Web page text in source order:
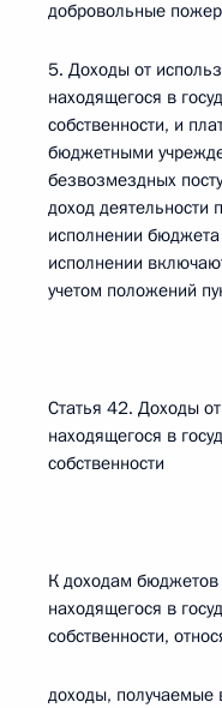
добровольные
5. Доходы от
находящегося в
собственности, и
бюджетными
безвозмездных
доход деятельности
исполнении бюджета
исполнении
учетом положений
Статья 42. Доходы
находящегося в
собственности
К доходам бюджетов
находящегося в
собственности,
доходы, получаемые